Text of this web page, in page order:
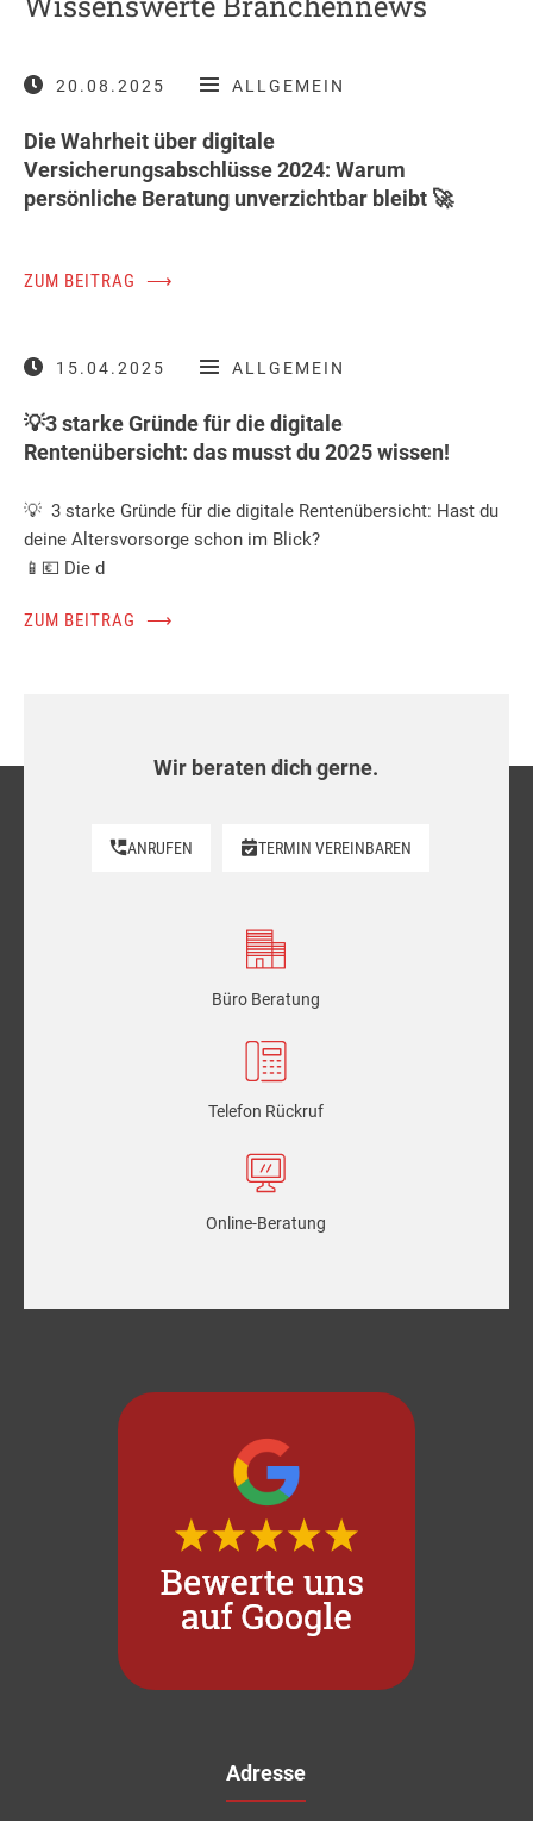
20.08.2025 ALLGEMEIN
Die Wahrheit über digitale
Versicherungsabschlüsse 2024: Warum
persönliche Beratung unverzichtbar bleibt 🚀
ZUM BEITRAG ⟶
15.04.2025 ALLGEMEIN
💡3 starke Gründe für die digitale
Rentenübersicht: das musst du 2025 wissen!
💡 3 starke Gründe für die digitale Rentenübersicht: Hast du
deine Altersvorsorge schon im Blick?
📱💶 Die d
ZUM BEITRAG ⟶
Wir beraten dich gerne.
ANRUFEN TERMIN VEREINBAREN
Büro Beratung
Telefon Rückruf
Online-Beratung
Adresse